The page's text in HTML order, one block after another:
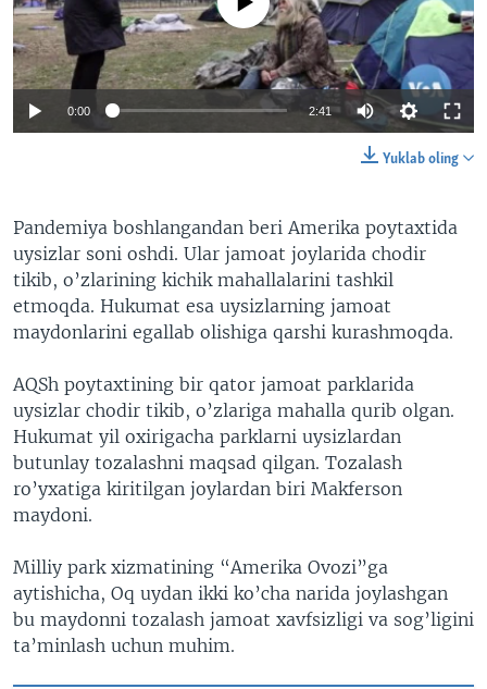
VIDEO
XABARLAR SURATLARDA
ODNOKLASSNIKI
TELEGRAM
SOUNDCLOUD
VOA
0:00 2:41
Yuklab oling
Pandemiya boshlangandan beri Amerika poytaxtida
uysizlar soni oshdi. Ular jamoat joylarida chodir
tikib, o’zlarining kichik mahallalarini tashkil
etmoqda. Hukumat esa uysizlarning jamoat
maydonlarini egallab olishiga qarshi kurashmoqda.
AQSh poytaxtining bir qator jamoat parklarida
uysizlar chodir tikib, o’zlariga mahalla qurib olgan.
Hukumat yil oxirigacha parklarni uysizlardan
butunlay tozalashni maqsad qilgan. Tozalash
ro’yxatiga kiritilgan joylardan biri Makferson
maydoni.
Milliy park xizmatining “Amerika Ovozi”ga
aytishicha, Oq uydan ikki ko’cha narida joylashgan
bu maydonni tozalash jamoat xavfsizligi va sog’ligini
ta’minlash uchun muhim.